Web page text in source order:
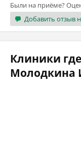
Были на приёме?
Добавить отзыв
Клиники
Молодкина